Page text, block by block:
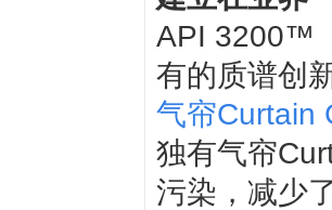
API 3200™
有的质谱创
气帘
独有气帘
污染，减少